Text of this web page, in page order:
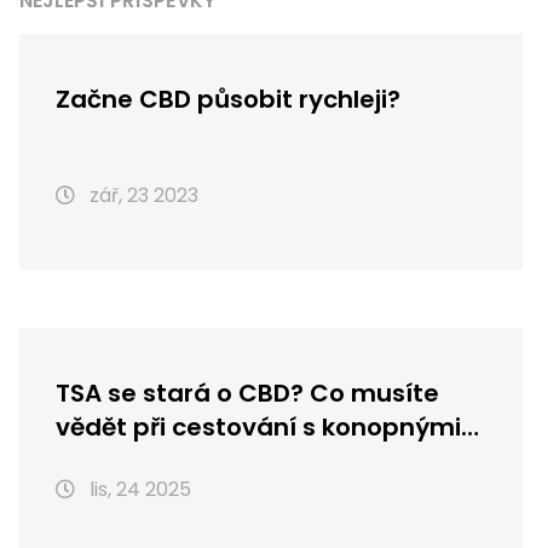
Začne CBD působit rychleji?
zář, 23 2023
TSA se stará o CBD? Co musíte
vědět při cestování s konopnými
lis, 24 2025